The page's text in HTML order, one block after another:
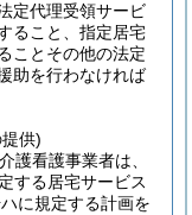
定代理受領サービ
ること、指定居宅
ことその他の法定
助を行わなければ
供)
護看護事業者は、
する居宅サービス
に規定する計画を